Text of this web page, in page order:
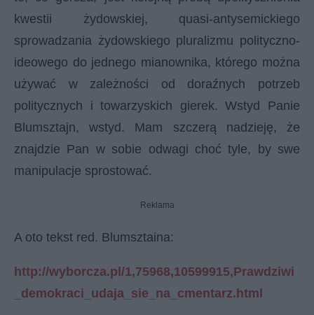
kwestii żydowskiej, quasi-antysemickiego
sprowadzania żydowskiego pluralizmu polityczno-
ideowego do jednego mianownika, którego można
używać w zależności od doraźnych potrzeb
politycznych i towarzyskich gierek. Wstyd Panie
Blumsztajn, wstyd. Mam szczerą nadzieję, że
znajdzie Pan w sobie odwagi choć tyle, by swe
manipulacje sprostować.
Reklama
A oto tekst red. Blumsztaina:
http://wyborcza.pl/1,75968,10599915,Prawdziwi
_demokraci_udaja_sie_na_cmentarz.html